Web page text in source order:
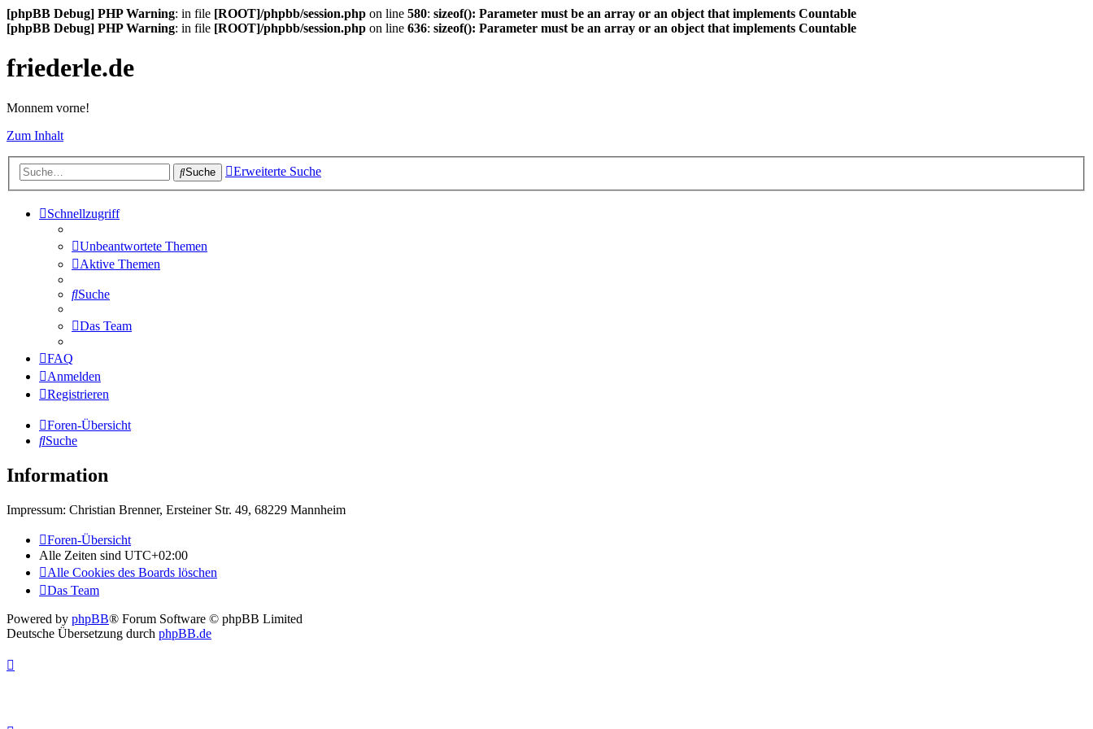
[phpBB Debug] PHP Warning: in file [ROOT]/phpbb/session.php on line 580: sizeof(): Parameter must be an array or an object that implements Countable
[phpBB Debug] PHP Warning: in file [ROOT]/phpbb/session.php on line 636: sizeof(): Parameter must be an array or an object that implements Countable
friederle.de
Monnem vorne!
Zum Inhalt
Suche Erweiterte Suche
Schnellzugriff
Unbeantwortete Themen
Aktive Themen
Suche
Das Team
FAQ
Anmelden
Registrieren
Foren-Übersicht
Suche
Information
Impressum: Christian Brenner, Ersteiner Str. 49, 68229 Mannheim
Foren-Übersicht
Alle Zeiten sind UTC+02:00
Alle Cookies des Boards löschen
Das Team
Powered by phpBB® Forum Software © phpBB Limited
Deutsche Übersetzung durch phpBB.de